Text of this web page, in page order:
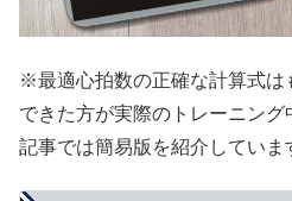
※最適心拍数の正確な計算式は
できた方が実際のトレーニン
記事では簡易版を紹介していま